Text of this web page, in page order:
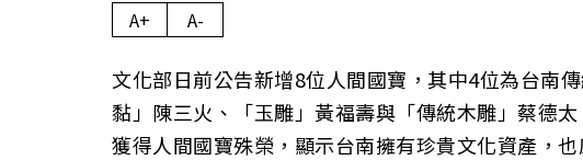
A+ A-
文化部日前公告新增8位人間國寶，其中4位為台南
黏」陳三火、「玉雕」黃福壽與「傳統木雕」蔡德
獲得人間國寶殊榮，顯示台南擁有珍貴文化資產，